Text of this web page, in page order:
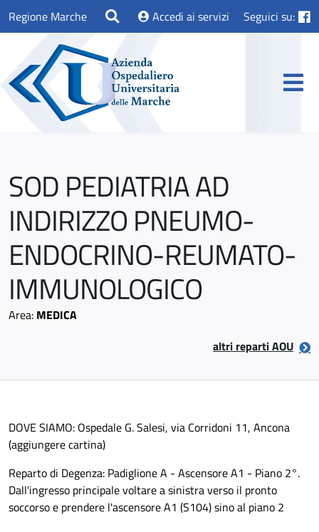
Regione Marche Accedi ai servizi Seguici su:
SOD PEDIATRIA AD
INDIRIZZO PNEUMO-
ENDOCRINO-REUMATO-
IMMUNOLOGICO
Area: MEDICA
altri reparti AOU
DOVE SIAMO: Ospedale G. Salesi, via Corridoni 11, Ancona
(aggiungere cartina)
Reparto di Degenza: Padiglione A - Ascensore A1 - Piano 2°.
Dall'ingresso principale voltare a sinistra verso il pronto
soccorso e prendere l'ascensore A1 (S104) sino al piano 2